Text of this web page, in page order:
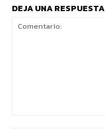
DEJA UNA RESPUESTA